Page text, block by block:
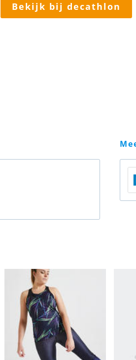
bekijk bij decathlon